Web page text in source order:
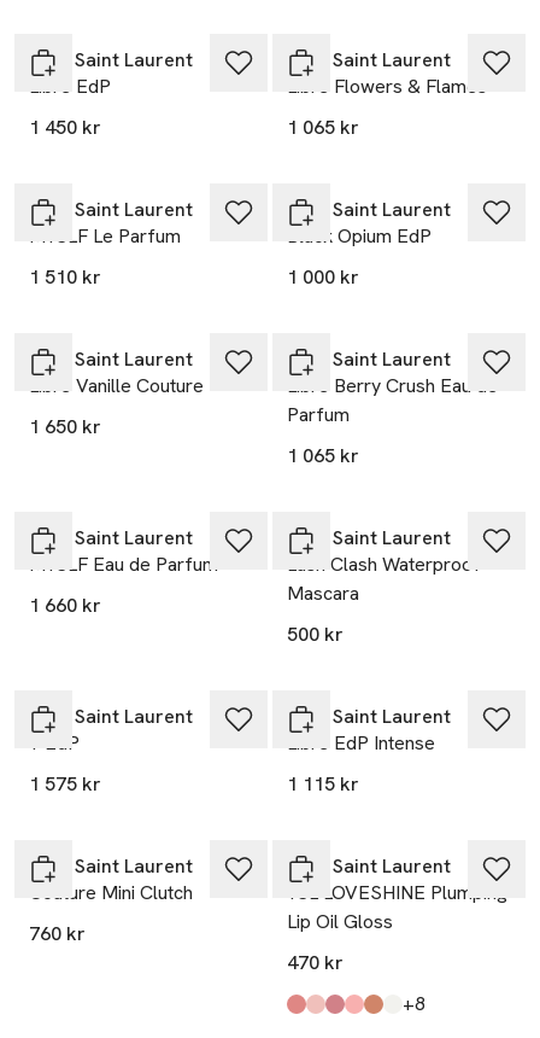
Yves Saint Laurent
Libre EdP
1 450 kr
Yves Saint Laurent
Libre Flowers & Flames
1 065 kr
Yves Saint Laurent
MYSLF Le Parfum
1 510 kr
Yves Saint Laurent
Black Opium EdP
1 000 kr
Yves Saint Laurent
Libre Vanille Couture
1 650 kr
Yves Saint Laurent
Libre Berry Crush Eau de
Parfum
1 065 kr
Yves Saint Laurent
MYSLF Eau de Parfum
1 660 kr
Yves Saint Laurent
Lash Clash Waterproof
Mascara
500 kr
Yves Saint Laurent
Y EdP
1 575 kr
Yves Saint Laurent
Libre EdP Intense
1 115 kr
Yves Saint Laurent
Couture Mini Clutch
760 kr
Yves Saint Laurent
YSL LOVESHINE Plumping
Lip Oil Gloss
470 kr
Produkten finns i färgerna:
3,
10,
44,
2,
5,
11, +8